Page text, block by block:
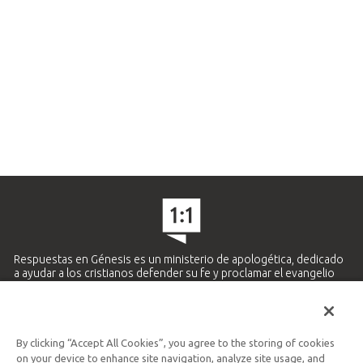
Respuestas en Génesis es un ministerio de apologética, dedicado
a ayudar a los cristianos defender su fe y proclamar el evangelio
Ministerio Hispano y Latinoamericano
By clicking “Accept All Cookies”, you agree to the storing of cookies
on your device to enhance site navigation, analyze site usage, and